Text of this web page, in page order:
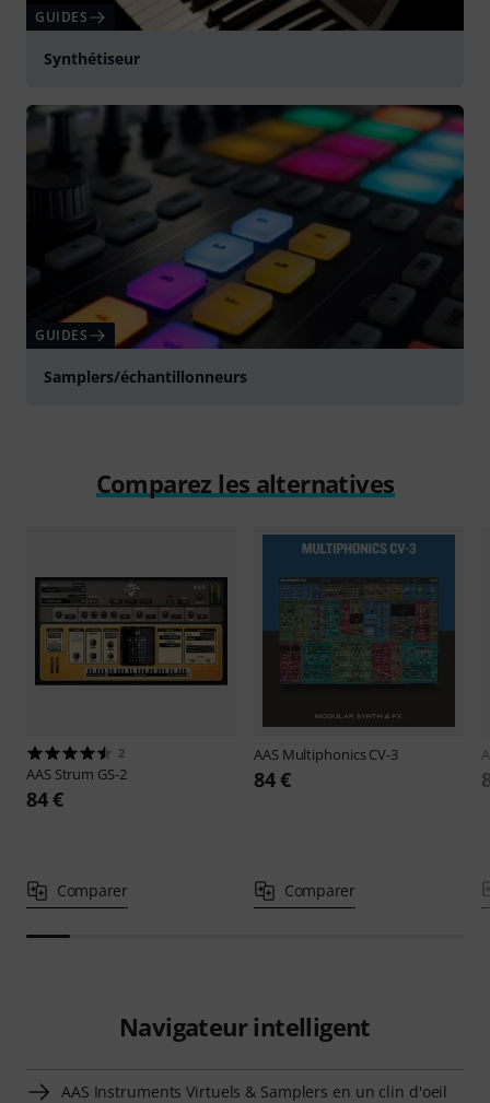
GUIDES
Synthétiseur
GUIDES
Samplers/échantillonneurs
Comparez les alternatives
2
AAS Strum GS-2
84 €
Comparer
AAS Multiphonics CV-3
84 €
Comparer
Navigateur intelligent
AAS Instruments Virtuels & Samplers en un clin d'oeil